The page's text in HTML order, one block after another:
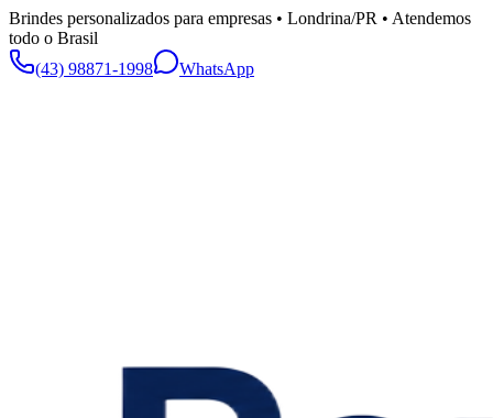
Brindes personalizados para empresas • Londrina/PR • Atendemos
todo o Brasil
(43) 98871-1998
WhatsApp